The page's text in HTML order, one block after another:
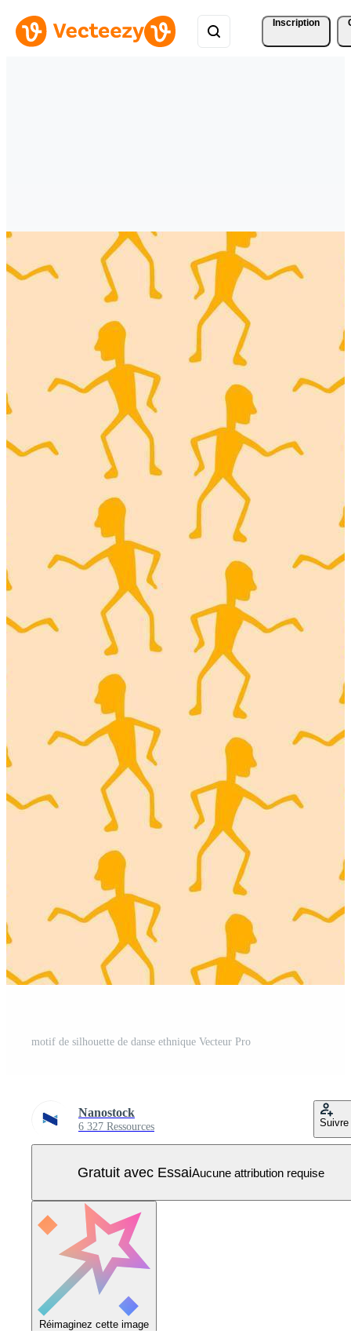
Inscription
motif de silhouette de danse ethnique Vecteur Pro
Nanostock
6 327 Ressources Suivre
Gratuit avec EssaiAucune attribution requise
Réimaginez cette image